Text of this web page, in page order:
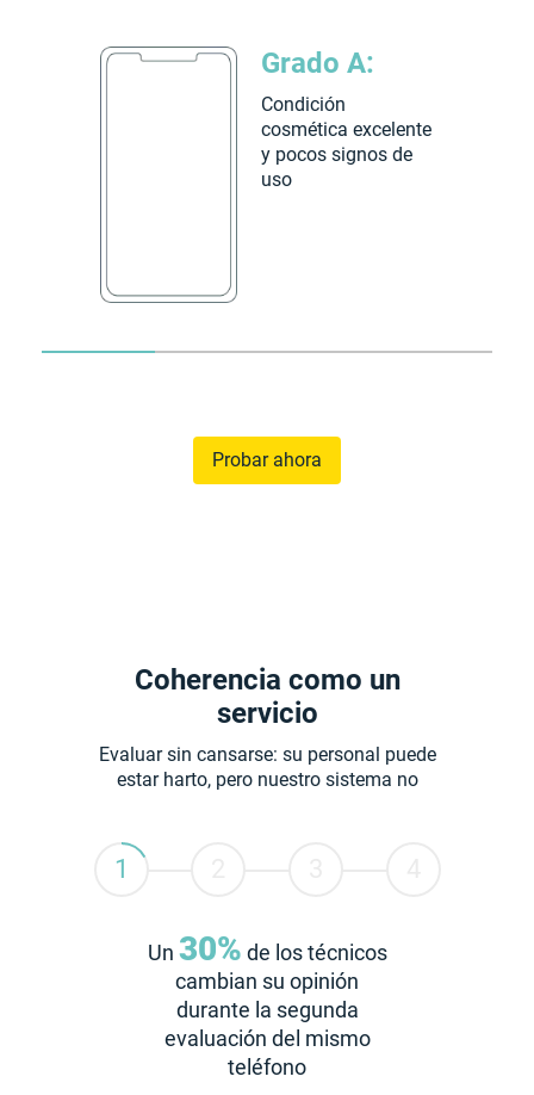
Grado A:
Condición
cosmética excelente
y pocos signos de
uso
Probar ahora
Coherencia como un
servicio
Evaluar sin cansarse: su personal puede
estar harto, pero nuestro sistema no
Un 30% de los técnicos
cambian su opinión
durante la segunda
evaluación del mismo
teléfono